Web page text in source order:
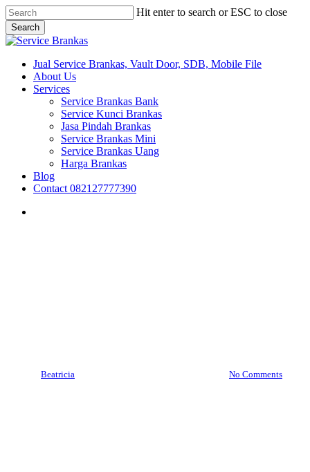
Skip
to
main
content
Hit enter to search or ESC to close
Search
Close
search
Menu
Jual Service Brankas, Vault Door, SDB, Mobile File
About Us
Services
Service Brankas Bank
Service Kunci Brankas
Jasa Pindah Brankas
Service Brankas Mini
Service Brankas Uang
Harga Brankas
Blog
Contact 082127777390
Beatricia No Comments